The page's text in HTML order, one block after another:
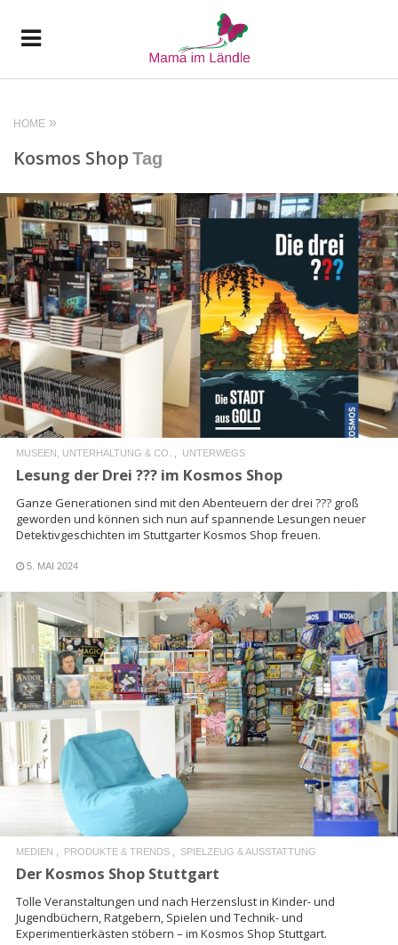
HOME
Kosmos Shop Tag
READ MORE
MUSEEN, UNTERHALTUNG & CO. UNTERWEGS
Lesung der Drei ??? im Kosmos Shop
Ganze Generationen sind mit den Abenteuern der drei ??? groß
geworden und können sich nun auf spannende Lesungen neuer
Detektivgeschichten im Stuttgarter Kosmos Shop freuen.
5. MAI 2024
READ MORE
MEDIEN PRODUKTE & TRENDS SPIELZEUG & AUSSTATTUNG
Der Kosmos Shop Stuttgart
Tolle Veranstaltungen und nach Herzenslust in Kinder- und
Jugendbüchern, Ratgebern, Spielen und Technik- und
Experimentierkästen stöbern – im Kosmos Shop Stuttgart.